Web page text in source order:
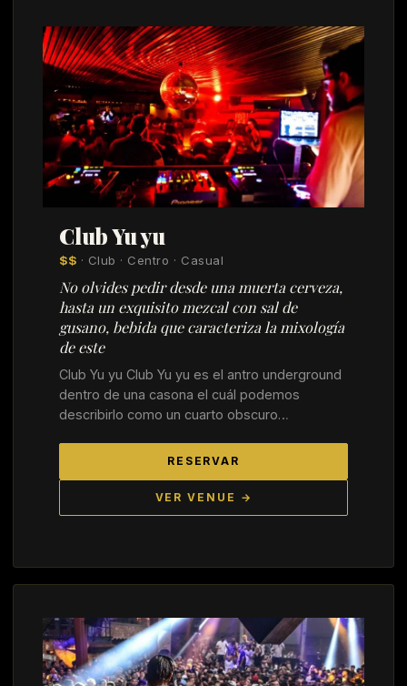
Club Yu yu
$$ · Club · Centro · Casual
No olvides pedir desde una muerta cerveza,
hasta un exquisito mezcal con sal de
gusano, bebida que caracteriza la mixología
de este
Club Yu yu Club Yu yu es el antro underground
dentro de una casona el cuál podemos
describirlo como un cuarto obscuro…
RESERVAR
VER VENUE →